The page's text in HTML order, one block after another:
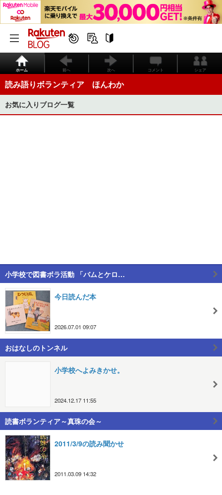
ホーム 前へ 次へ コメント シェア
読み語りボランティア ほんわか
お気に入りブログ一覧
小学校で図書ボラ活動 「バムとケロ…
今日読んだ本
2026.07.01 09:07
おはなしのトンネル
小学校へよみきかせ。
2024.12.17 11:55
読書ボランティア～真珠の会～
2011/3/9の読み聞かせ
2011.03.09 14:32